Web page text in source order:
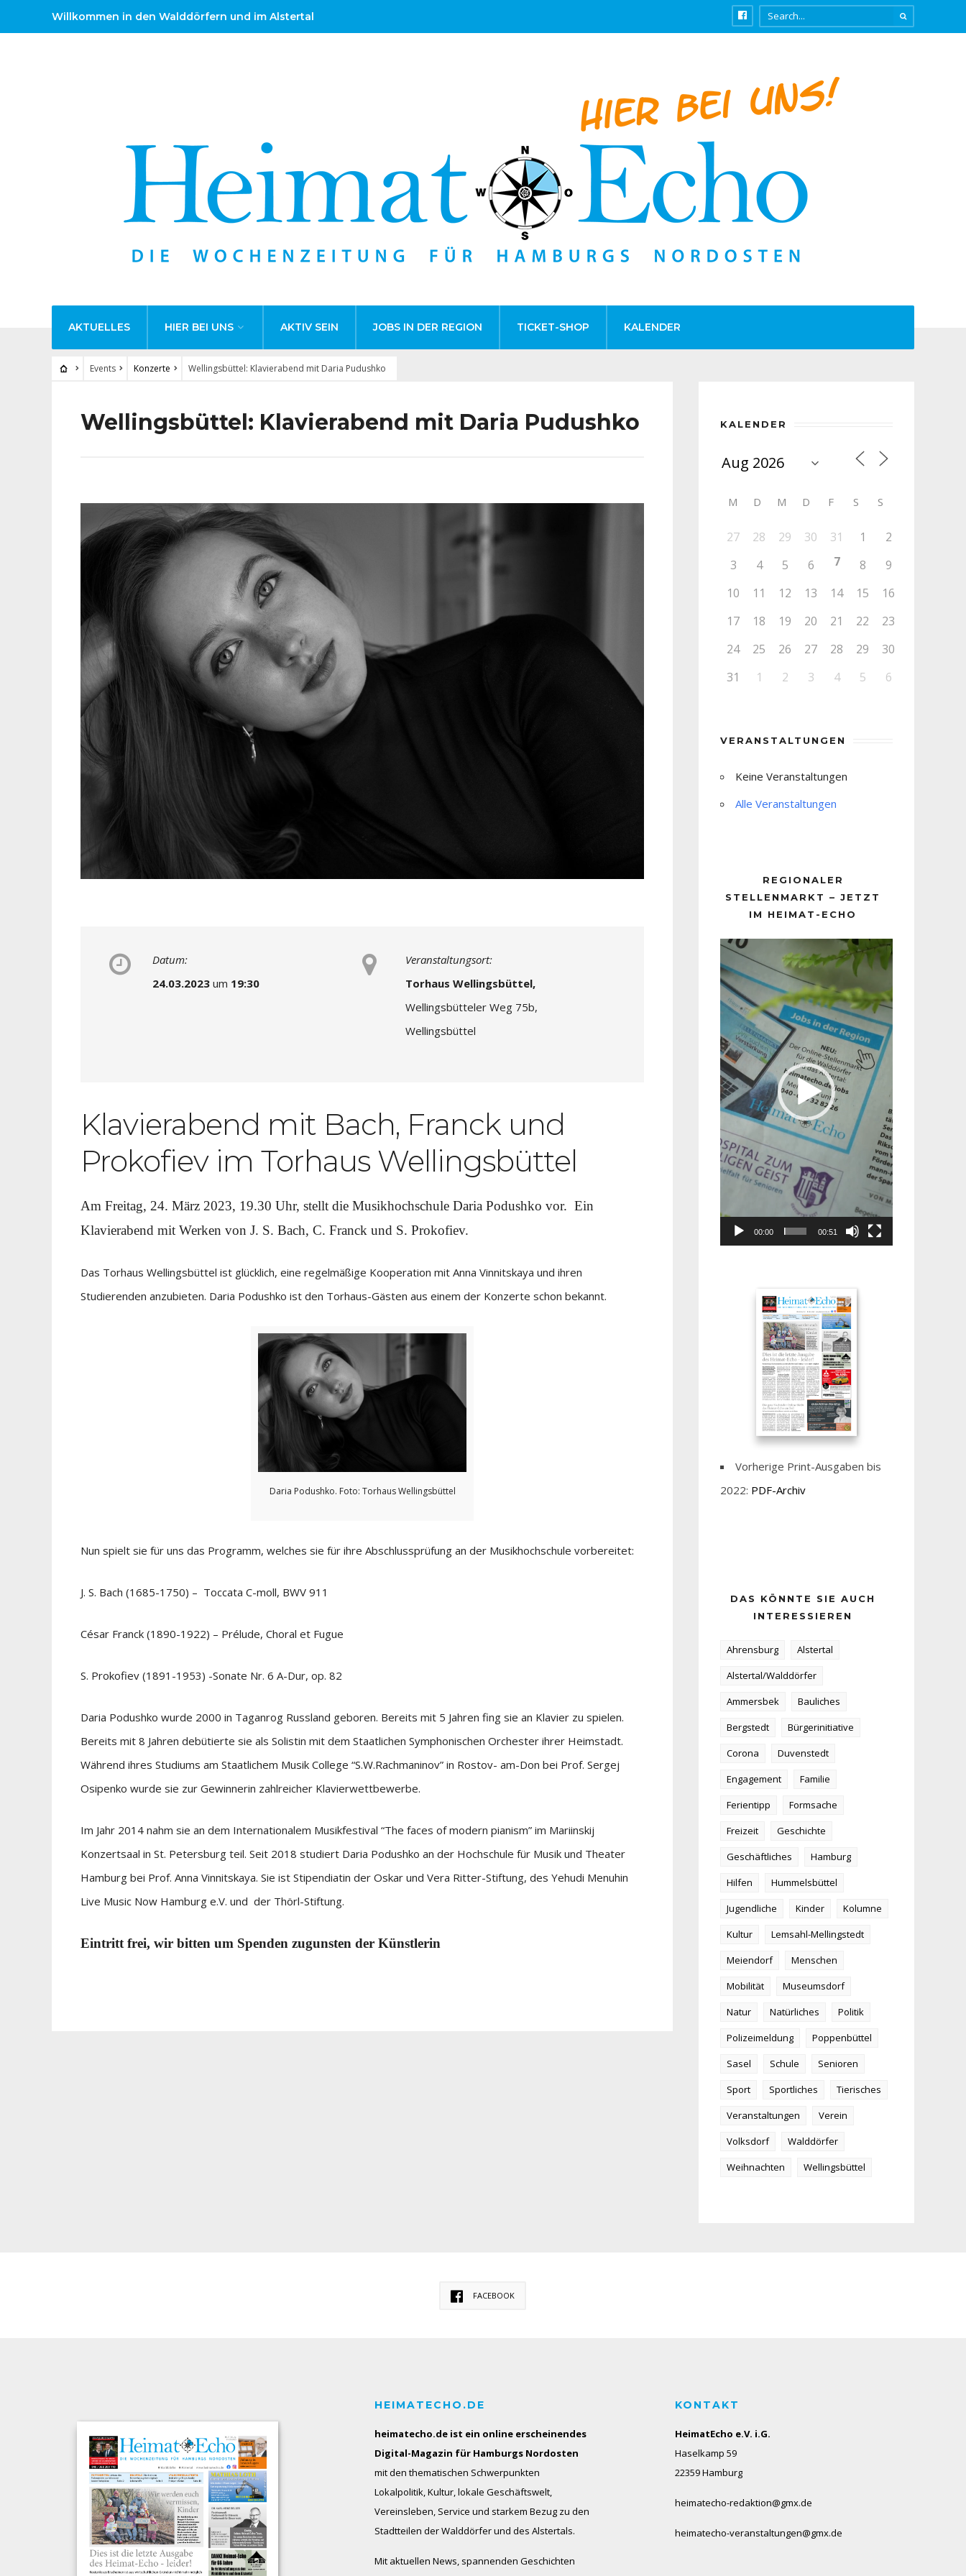
Willkommen in den Walddörfern und im Alstertal
AKTUELLES HIER BEI UNS AKTIV SEIN JOBS IN DER REGION TICKET-SHOP KALENDER
Events Konzerte Wellingsbüttel: Klavierabend mit Daria Pudushko
Wellingsbüttel: Klavierabend mit Daria Pudushko
Datum:
24.03.2023 um 19:30
Veranstaltungsort:
Torhaus Wellingsbüttel,
Wellingsbütteler Weg 75b,
Wellingsbüttel
Klavierabend mit Bach, Franck und
Prokofiev im Torhaus Wellingsbüttel
Am Freitag, 24. März 2023, 19.30 Uhr, stellt die Musikhochschule Daria Podushko vor. Ein
Klavierabend mit Werken von J. S. Bach, C. Franck und S. Prokofiev.
Das Torhaus Wellingsbüttel ist glücklich, eine regelmäßige Kooperation mit Anna Vinnitskaya und ihren
Studierenden anzubieten. Daria Podushko ist den Torhaus-Gästen aus einem der Konzerte schon bekannt.
Daria Podushko. Foto: Torhaus Wellingsbüttel
Nun spielt sie für uns das Programm, welches sie für ihre Abschlussprüfung an der Musikhochschule vorbereitet:
J. S. Bach (1685-1750) – Toccata C-moll, BWV 911
César Franck (1890-1922) – Prélude, Choral et Fugue
S. Prokofiev (1891-1953) -Sonate Nr. 6 A-Dur, op. 82
Daria Podushko wurde 2000 in Taganrog Russland geboren. Bereits mit 5 Jahren fing sie an Klavier zu spielen.
Bereits mit 8 Jahren debütierte sie als Solistin mit dem Staatlichen Symphonischen Orchester ihrer Heimstadt.
Während ihres Studiums am Staatlichem Musik College “S.W.Rachmaninov” in Rostov- am-Don bei Prof. Sergej
Osipenko wurde sie zur Gewinnerin zahlreicher Klavierwettbewerbe.
Im Jahr 2014 nahm sie an dem Internationalem Musikfestival “The faces of modern pianism” im Mariinskij
Konzertsaal in St. Petersburg teil. Seit 2018 studiert Daria Podushko an der Hochschule für Musik und Theater
Hamburg bei Prof. Anna Vinnitskaya. Sie ist Stipendiatin der Oskar und Vera Ritter-Stiftung, des Yehudi Menuhin
Live Music Now Hamburg e.V. und der Thörl-Stiftung.
Eintritt frei, wir bitten um Spenden zugunsten der Künstlerin
KALENDER
M D M D F S S
27 28 29 30 31 1
2
3
4 5 6 7 8
9
10
11 12 13 14 15
16
17
18 19 20 21 22
23
24
25 26 27 28 29
30
31
1 2 3 4 5 6
VERANSTALTUNGEN
Keine Veranstaltungen
Alle Veranstaltungen
REGIONALER
STELLENMARKT – JETZT
IM HEIMAT-ECHO
Player
00:00 00:51
Vorherige Print-Ausgaben bis
2022: PDF-Archiv
DAS KÖNNTE SIE AUCH
INTERESSIEREN
Ahrensburg
Alstertal
Alstertal/Walddörfer
Ammersbek
Bauliches
Bergstedt
Bürgerinitiative
Corona
Duvenstedt
Engagement
Familie
Ferientipp
Formsache
Freizeit
Geschichte
Geschäftliches
Hamburg
Hilfen
Hummelsbüttel
Jugendliche
Kinder
Kolumne
Kultur
Lemsahl-Mellingstedt
Meiendorf
Menschen
Mobilität
Museumsdorf
Natur
Natürliches
Politik
Polizeimeldung
Poppenbüttel
Sasel
Schule
Senioren
Sport
Sportliches
Tierisches
Veranstaltungen
Verein
Volksdorf
Walddörfer
Weihnachten
Wellingsbüttel
FACEBOOK
HEIMATECHO.DE
heimatecho.de ist ein online erscheinendes
Digital-Magazin für Hamburgs Nordosten
mit den thematischen Schwerpunkten
Lokalpolitik, Kultur, lokale Geschäftswelt,
Vereinsleben, Service und starkem Bezug zu den
Stadtteilen der Walddörfer und des Alstertals.
Mit aktuellen News, spannenden Geschichten
KONTAKT
HeimatEcho e.V. i.G.
Haselkamp 59
22359 Hamburg
heimatecho-redaktion@gmx.de
heimatecho-veranstaltungen@gmx.de